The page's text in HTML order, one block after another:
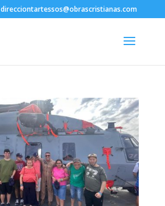
direcciontartessos@obrascristianas.com